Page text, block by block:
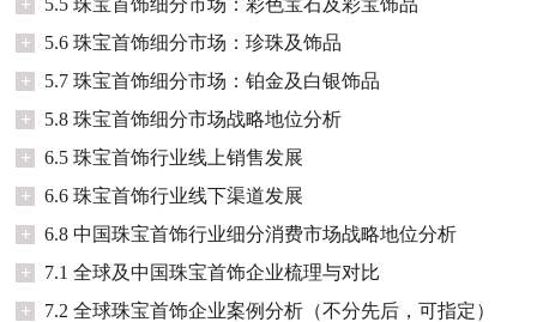
+
5.6 珠宝首饰细分市场：珍珠及饰品
+
5.7 珠宝首饰细分市场：铂金及白银饰品
+
5.8 珠宝首饰细分市场战略地位分析
+
6.5 珠宝首饰行业线上销售发展
+
6.6 珠宝首饰行业线下渠道发展
+
6.8 中国珠宝首饰行业细分消费市场战略地位分析
+
7.1 全球及中国珠宝首饰企业梳理与对比
+
7.2 全球珠宝首饰企业案例分析（不分先后，可指定）